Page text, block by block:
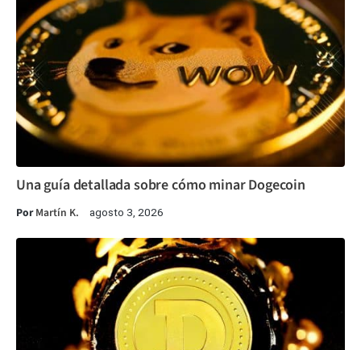
Una guía detallada sobre cómo minar Dogecoin
PorMartín K. agosto 3, 2026